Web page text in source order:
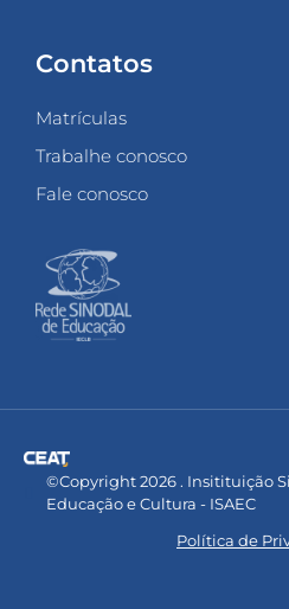
Contatos
Matrículas
Trabalhe conosco
Fale conosco
©Copyright 2026 . Insitituição
Educação e Cultura - ISAEC
Política de